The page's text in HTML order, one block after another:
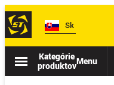
Sk
Kategórie
produktovMenu